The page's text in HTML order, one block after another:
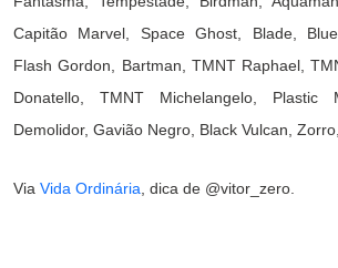
Capitão Marvel, Space Ghost, Blade,
Flash Gordon, Bartman, TMNT Raphael,
Donatello, TMNT Michelangelo, Plastic
Demolidor, Gavião Negro, Black Vulcan,
Via Vida Ordinária, dica de @vitor_zero.